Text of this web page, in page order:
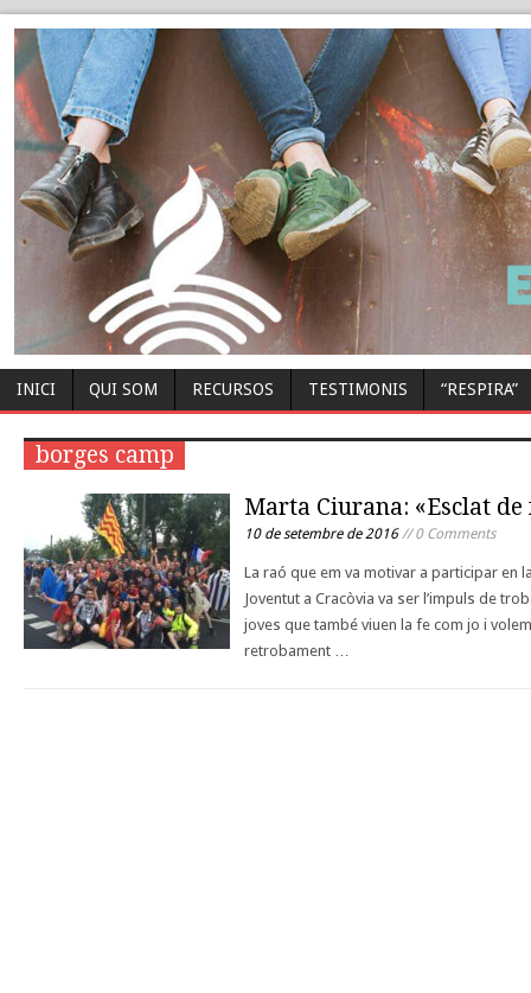
INICI QUI SOM RECURSOS TESTIMONIS “RESPIRA”
borges camp
Marta Ciurana: «Esclat de
10 de setembre de 2016// 0 Comments
La raó que em va motivar a participar en
Joventut a Cracòvia va ser l’impuls de
joves que també viuen la fe com jo i
retrobament …